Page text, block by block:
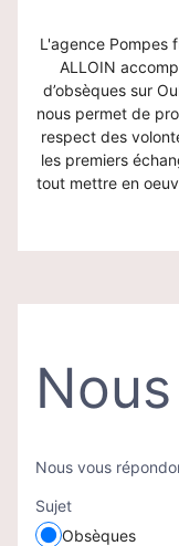
L'agence Pompes
ALLOIN
d’obsèques sur
nous permet de
respect des
les premiers
tout mettre en
Nous vous
Sujet
Obsèques